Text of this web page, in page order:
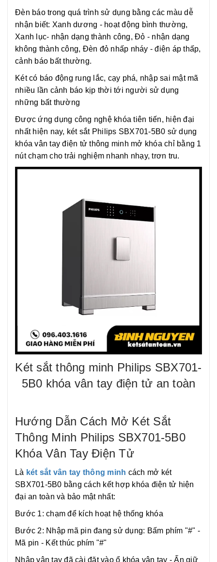
Đèn báo trong quá trình sử dụng bằng các màu dễ
nhận biết: Xanh dương - hoạt động bình thường,
Xanh lục- nhận dạng thành công, Đỏ - nhận dạng
không thành công, Đèn đỏ nhấp nháy - điện áp thấp,
cảnh báo bất thường.
Két có báo động rung lắc, cạy phá, nhập sai mật mã
nhiều lần cảnh báo kịp thời tới người sử dụng
những bất thường
Được ứng dụng công nghệ khóa tiên tiến, hiện đại
nhất hiện nay, két sắt Philips SBX701-5B0 sử dụng
khóa vân tay điện tử thông minh mở khóa chỉ bằng 1
nút chạm cho trải nghiệm nhanh nhạy, trơn tru.
Két sắt thông minh Philips SBX701-
5B0 khóa vân tay điện tử an toàn
Hướng Dẫn Cách Mở Két Sắt
Thông Minh Philips SBX701-5B0
Khóa Vân Tay Điện Tử
Là két sắt vân tay thông minh cách mở két
SBX701-5B0 bằng cách kết hợp khóa điện tử hiện
đại an toàn và bảo mật nhất:
Bước 1: chạm để kích hoạt hệ thống khóa
Bước 2: Nhập mã pin đang sử dụng: Bấm phím "#" -
Mã pin - Kết thúc phím "#"
Nhập vân tay đã cài đặt vào ổ khóa vân tay - Ấn giữ